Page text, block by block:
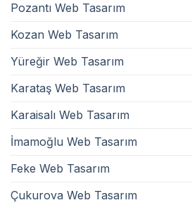
Pozantı Web Tasarım
Kozan Web Tasarım
Yüreğir Web Tasarım
Karataş Web Tasarım
Karaisalı Web Tasarım
İmamoğlu Web Tasarım
Feke Web Tasarım
Çukurova Web Tasarım